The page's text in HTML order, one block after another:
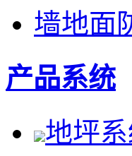
墙地面
产品系统
地坪